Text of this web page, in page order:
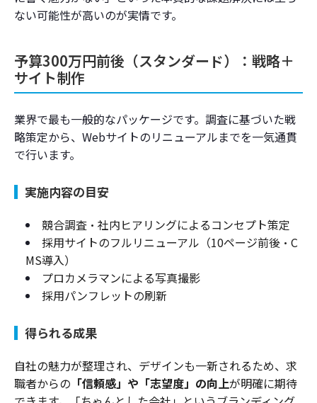
ない可能性が高いのが実情です。
予算300万円前後（スタンダード）：戦略＋
サイト制作
業界で最も一般的なパッケージです。調査に基づいた戦
略策定から、Webサイトのリニューアルまでを一気通貫
で行います。
実施内容の目安
競合調査・社内ヒアリングによるコンセプト策定
採用サイトのフルリニューアル（10ページ前後・C
MS導入）
プロカメラマンによる写真撮影
採用パンフレットの刷新
得られる成果
自社の魅力が整理され、デザインも一新されるため、求
職者からの 「信頼感」や「志望度」の向上が明確に期待